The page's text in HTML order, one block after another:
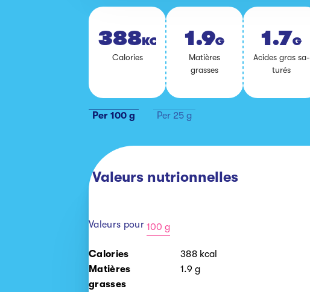
388 KCAL
Ca­lo­ries
1.9G
Ma­tières
grasses
1.7G
Acides gras sa­
tu­rés
Per 100 g Per 25 g
Valeurs nutrionnelles
Valeurs pour 100 g
100
25
Calories 388 kcal
Matières
grasses
1.9 g